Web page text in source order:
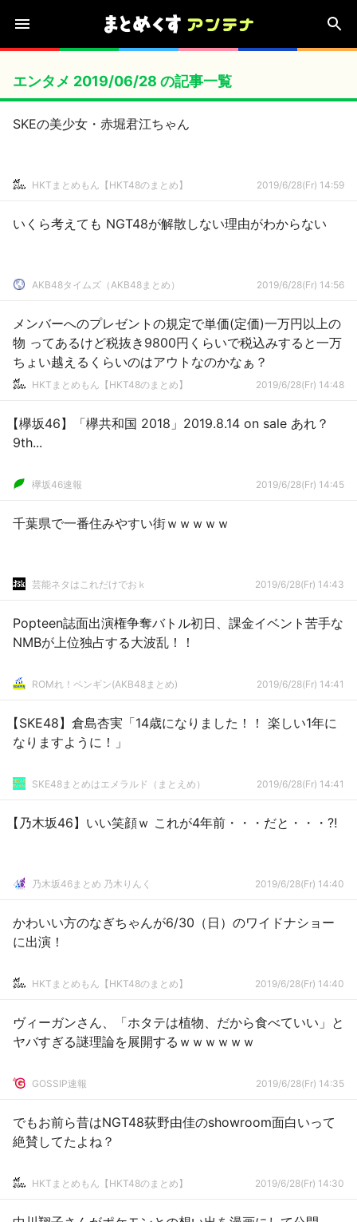
エンタメ 2019/06/28 の記事一覧
SKEの美少女・赤堀君江ちゃん
HKTまとめもん【HKT48のまとめ】 2019/6/28(Fr) 14:59
いくら考えても NGT48が解散しない理由がわからない
AKB48タイムズ（AKB48まとめ） 2019/6/28(Fr) 14:56
メンバーへのプレゼントの規定で単価(定価)一万円以上の
物 ってあるけど税抜き9800円くらいで税込みすると一万
ちょい越えるくらいのはアウトなのかなぁ？
HKTまとめもん【HKT48のまとめ】 2019/6/28(Fr) 14:48
【欅坂46】「欅共和国 2018」2019.8.14 on sale あれ？
9th...
欅坂46速報 2019/6/28(Fr) 14:45
千葉県で一番住みやすい街ｗｗｗｗｗ
芸能ネタはこれだけでおｋ 2019/6/28(Fr) 14:43
Popteen誌面出演権争奪バトル初日、課金イベント苦手な
NMBが上位独占する大波乱！！
ROMれ！ペンギン(AKB48まとめ) 2019/6/28(Fr) 14:41
【SKE48】倉島杏実「14歳になりました！！ 楽しい1年に
なりますように！」
SKE48まとめはエメラルド（まとえめ） 2019/6/28(Fr) 14:41
【乃木坂46】いい笑顔ｗ これが4年前・・・だと・・・⁈
乃木坂46まとめ 乃木りんく 2019/6/28(Fr) 14:40
かわいい方のなぎちゃんが6/30（日）のワイドナショー
に出演！
HKTまとめもん【HKT48のまとめ】 2019/6/28(Fr) 14:40
ヴィーガンさん、「ホタテは植物、だから食べていい」と
ヤバすぎる謎理論を展開するｗｗｗｗｗｗ
GOSSIP速報 2019/6/28(Fr) 14:35
でもお前ら昔はNGT48荻野由佳のshowroom面白いって
絶賛してたよね？
HKTまとめもん【HKT48のまとめ】 2019/6/28(Fr) 14:30